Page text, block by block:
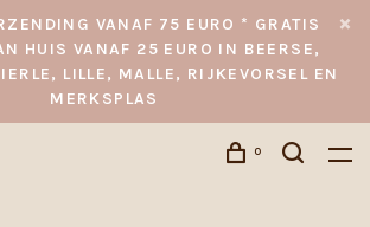
VANAF 75 EURO * GRATIS
HUIS VANAF 25 EURO IN BEERSE,
LILLE, MALLE, RIJKEVORSEL EN
MERKSPLAS
0